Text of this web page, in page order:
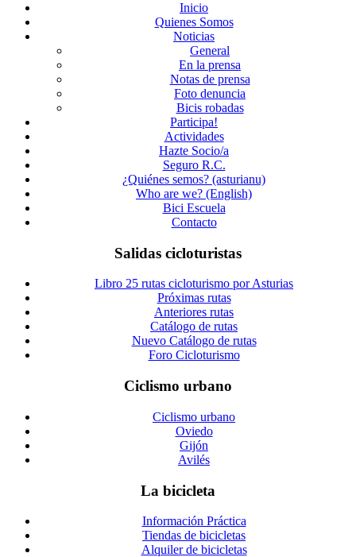
Inicio
Quienes Somos
Noticias
General
En la prensa
Notas de prensa
Foto denuncia
Bicis robadas
Participa!
Actividades
Hazte Socio/a
Seguro R.C.
¿Quiénes semos? (asturianu)
Who are we? (English)
Bici Escuela
Contacto
Salidas cicloturistas
Libro 25 rutas cicloturismo por Asturias
Próximas rutas
Anteriores rutas
Catálogo de rutas
Nuevo Catálogo de rutas
Foro Cicloturismo
Ciclismo urbano
Ciclismo urbano
Oviedo
Gijón
Avilés
La bicicleta
Información Práctica
Tiendas de bicicletas
Alquiler de bicicletas